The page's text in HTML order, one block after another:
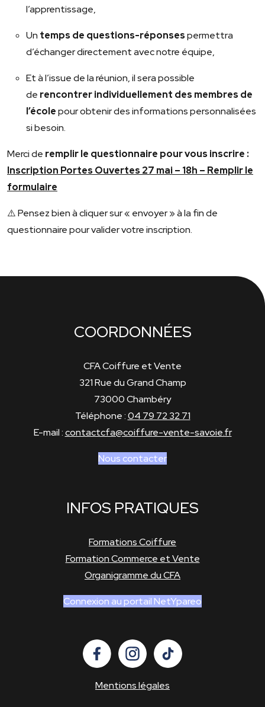
l’apprentissage,
Un temps de questions-réponsespermettra
d’échanger directement avec notre équipe,
Et à l’issue de la réunion, il sera possible
de rencontrer individuellement des membres de
l’écolepour obtenir des informations personnalisées
si besoin.
Merci de remplir le questionnaire pour vous inscrire :
Inscription Portes Ouvertes 27 mai – 18h – Remplir le
formulaire
⚠️ Pensez bien à cliquer sur « envoyer » à la fin de
questionnaire pour valider votre inscription.
COORDONNÉES
CFA Coiffure et Vente
321 Rue du Grand Champ
73000 Chambéry
Téléphone :04 79 72 32 71
E-mail :contactcfa@coiffure-vente-savoie.fr
Nous contacter
INFOS PRATIQUES
Formations Coiffure
Formation Commerce et Vente
Organigramme du CFA
Connexion au portail NetYpareo
Mentions légales